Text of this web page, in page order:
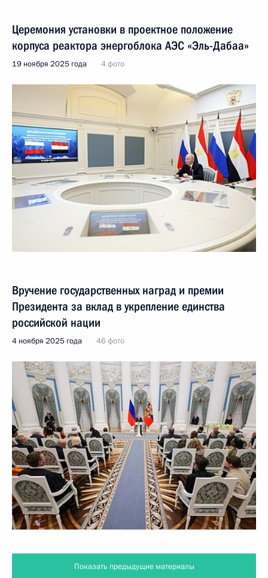
Церемония установки в проектное положение
корпуса реактора энергоблока АЭС «Эль-Дабаа»
19 ноября 2025 года 4 фото
Вручение государственных наград и премии
Президента за вклад в укрепление единства
российской нации
4 ноября 2025 года 46 фото
Показать предыдущие материалы